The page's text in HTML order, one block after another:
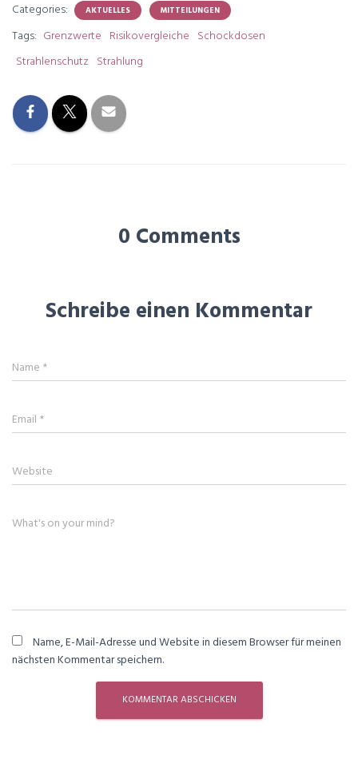
Categories: AKTUELLES MITTEILUNGEN
Tags: Grenzwerte Risikovergleiche Schockdosen
Strahlenschutz Strahlung
0 Comments
Schreibe einen Kommentar
Name *
Email *
Website
What's on your mind?
Name, E-Mail-Adresse und Website in diesem Browser für meinen
nächsten Kommentar speichern.